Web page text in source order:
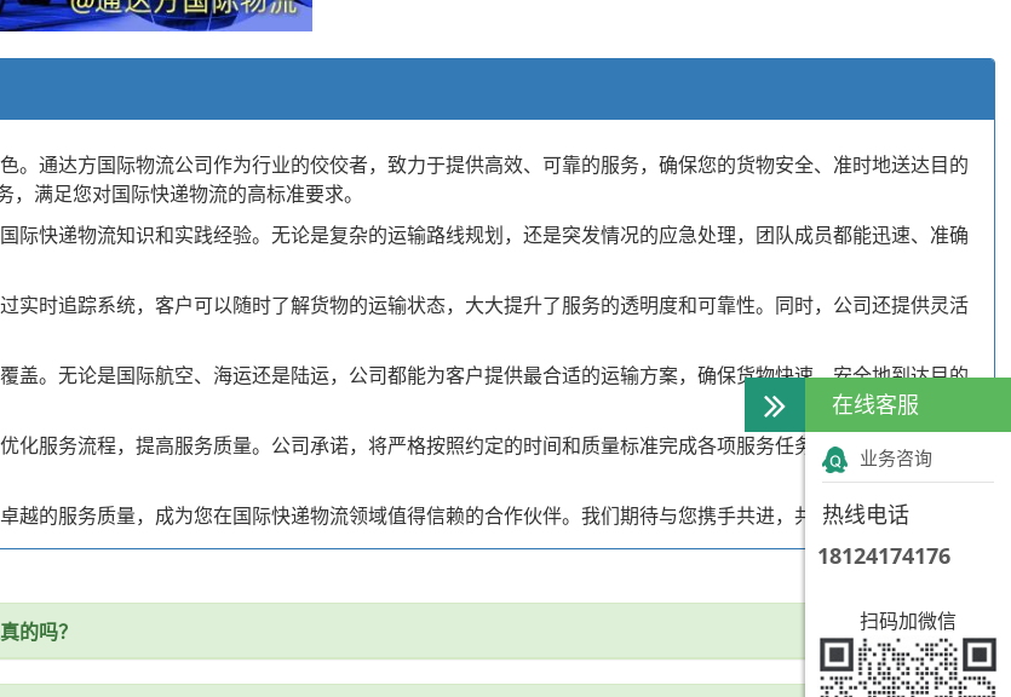
。通达方国际物流公司作为行业的佼佼者，致力于提供高效、可靠的服务，确保您的货物安全、准时地送达目的
满足您对国际快递物流的高标准要求。
际快递物流知识和实践经验。无论是复杂的运输路线规划，还是突发情况的应急处理，团队成员都能迅速、准确
实时追踪系统，客户可以随时了解货物的运输状态，大大提升了服务的透明度和可靠性。同时，公司还提供灵活
盖。无论是国际航空、海运还是陆运，公司都能为客户提供最合适的运输方案，确保货物快速、安全地到达目的
服务流程，提高服务质量。公司承诺，将严格按照约定的时间和质量标准完成各项服务任务，确保客户的利益
的服务质量，成为您在国际快递物流领域值得信赖的合作伙伴。我们期待与您携手共进，共创美好未来！
的吗？
在线客服
业务咨询
热线电话
18124174176
扫码加微信